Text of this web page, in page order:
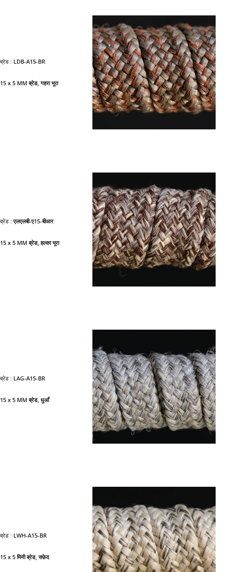
ब्रेड : LDB-A15-BR
15 x 5 MM ब्रेड, गहरा भूरा
ब्रेड :एलएलबी-ए15-बीआर
15 x 5 MM ब्रेड, हल्का भूरा
ब्रेड : LAG-A15-BR
15 x 5 MM ब्रेड, धुआँ
ब्रेड : LWH-A15-BR
15 x 5 मिमी ब्रेड, सफ़ेद